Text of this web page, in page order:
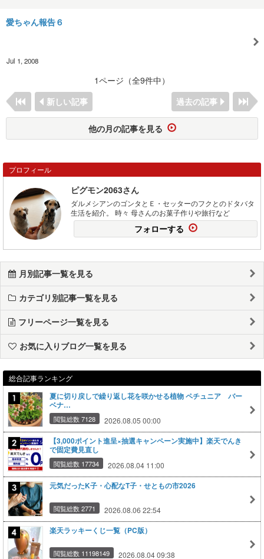
愛ちゃん報告６
Jul 1, 2008
1ページ（全9件中）
新しい記事
過去の記事
他の月の記事を見る
プロフィール
ピグモン2063さん
ダルメシアンのゴンタとＥ・セッターのフクとのドタバタ
生活を紹介。 時々 母さんのお菓子作りや旅行など
フォローする
月別記事一覧を見る
カテゴリ別記事一覧を見る
フリーページ一覧を見る
お気に入りブログ一覧を見る
総合記事ランキング
夏に切り戻しで繰り返し花を咲かせる植物 ペチュニア バー
ベナ…
閲覧総数 7128 2026.08.05 00:00
【3,000ポイント進呈×抽選キャンペーン実施中】楽天でんき
で固定費見直し
閲覧総数 17734 2026.08.04 11:00
元気だったK子・心配なT子・せともの市2026
閲覧総数 2771 2026.08.06 22:54
楽天ラッキーくじ一覧（PC版）
閲覧総数 11198149 2026.08.04 09:38